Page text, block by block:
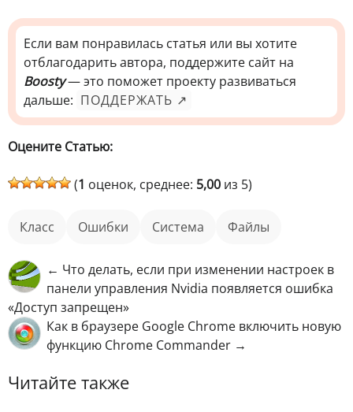
Если вам понравилась статья или вы хотите
отблагодарить автора, поддержите сайт на
Boosty— это поможет проекту развиваться
дальше: ПОДДЕРЖАТЬ ↗
Оцените Статью:
(1 оценок, среднее: 5,00 из 5)
класс ошибки Система файлы
← Что делать, если при изменении настроек в
панели управления Nvidia появляется ошибка
«Доступ запрещен»
Как в браузере Google Chrome включить новую
функцию Chrome Commander →
Читайте также